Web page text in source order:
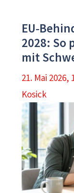
2028: So
mit
21. Mai 2026,
Kosick